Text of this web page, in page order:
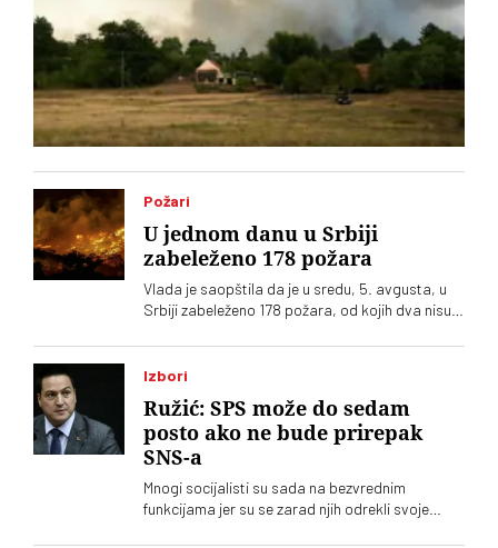
Požari
U jednom danu u Srbiji
zabeleženo 178 požara
Vlada je saopštila da je u sredu, 5. avgusta, u
Srbiji zabeleženo 178 požara, od kojih dva nisu
Izbori
Ružić: SPS može do sedam
posto ako ne bude prirepak
SNS-a
Mnogi socijalisti su sada na bezvrednim
funkcijama jer su se zarad njih odrekli svoje